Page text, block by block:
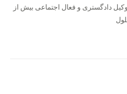
دادگستری و فعال اجتماعی بیش از